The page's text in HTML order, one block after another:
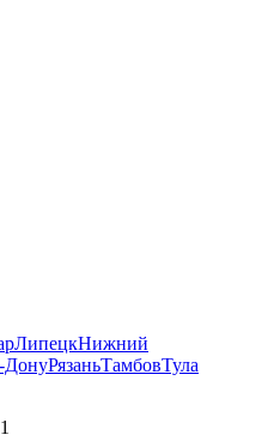
ЛипецкНижний
ДонуРязаньТамбовТула